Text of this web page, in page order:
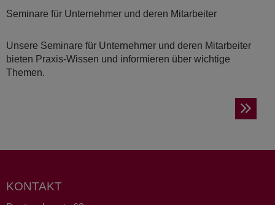
Seminare für Unternehmer und deren Mitarbeiter
Unsere Seminare für Unternehmer und deren Mitarbeiter
bieten Praxis-Wissen und informieren über wichtige
Themen.
KONTAKT